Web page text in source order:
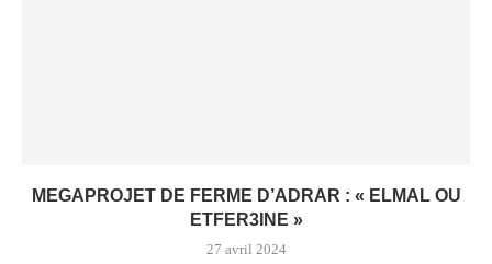
MEGAPROJET DE FERME D’ADRAR : « ELMAL OU
ETFER3INE »
27 avril 2024